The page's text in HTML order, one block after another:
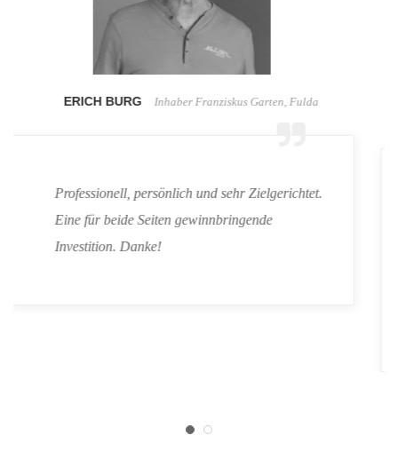
ERICH BURG Inhaber Franziskus Garten, Fulda
Professionell, persönlich und sehr Zielgerichtet.
Eine für beide Seiten gewinnbringende
Investition. Danke!